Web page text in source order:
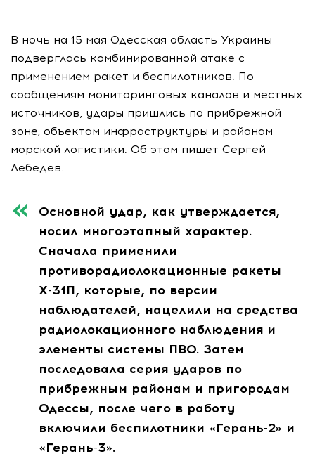
В ночь на 15 мая Одесская область Украины
подверглась комбинированной атаке с
применением ракет и беспилотников. По
сообщениям мониторинговых каналов и местных
источников, удары пришлись по прибрежной
зоне, объектам инфраструктуры и районам
морской логистики. Об этом пишет Сергей
Лебедев.
Основной удар, как утверждается,
носил многоэтапный характер.
Сначала применили
противорадиолокационные ракеты
Х-31П, которые, по версии
наблюдателей, нацелили на средства
радиолокационного наблюдения и
элементы системы ПВО. Затем
последовала серия ударов по
прибрежным районам и пригородам
Одессы, после чего в работу
включили беспилотники «Герань-2» и
«Герань-3».